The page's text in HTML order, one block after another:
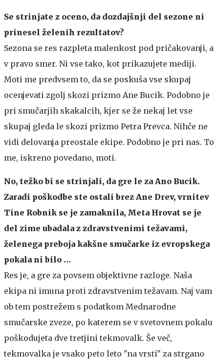
Se strinjate z oceno, da dozdajšnji del sezone ni
prinesel želenih rezultatov?
Sezona se res razpleta malenkost pod pričakovanji, a
v pravo smer. Ni vse tako, kot prikazujete mediji.
Moti me predvsem to, da se poskuša vse skupaj
ocenjevati zgolj skozi prizmo Ane Bucik. Podobno je
pri smučarjih skakalcih, kjer se že nekaj let vse
skupaj gleda le skozi prizmo Petra Prevca. Nihče ne
vidi delovanja preostale ekipe. Podobno je pri nas. To
me, iskreno povedano, moti.
No, težko bi se strinjali, da gre le za Ano Bucik.
Zaradi poškodbe ste ostali brez Ane Drev, vrnitev
Tine Robnik se je zamaknila, Meta Hrovat se je
del zime ubadala z zdravstvenimi težavami,
želenega preboja kakšne smučarke iz evropskega
pokala ni bilo …
Res je, a gre za povsem objektivne razloge. Naša
ekipa ni imuna proti zdravstvenim težavam. Naj vam
ob tem postrežem s podatkom Mednarodne
smučarske zveze, po katerem se v svetovnem pokalu
poškodujeta dve tretjini tekmovalk. Še več,
tekmovalka je vsako peto leto "na vrsti" za strgano